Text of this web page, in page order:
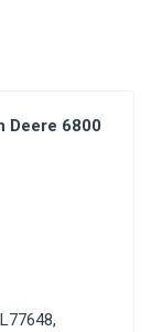
Deere 6800
L77648,